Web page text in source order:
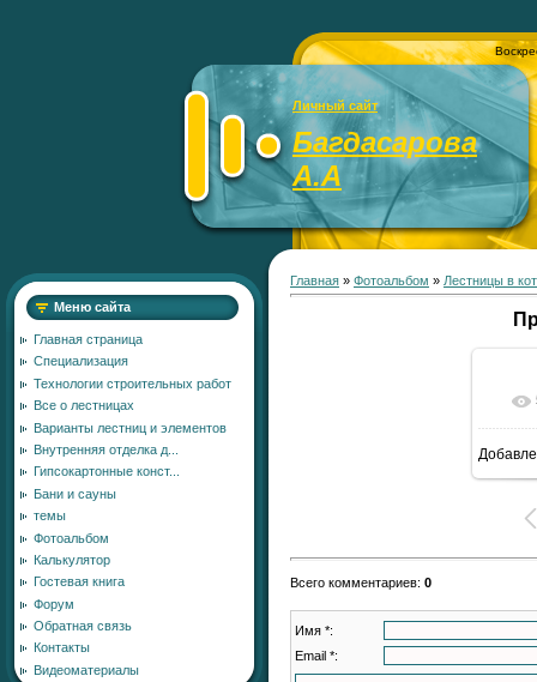
Личный сайт
Багдасарова
А.А
Меню сайта
Главная страница
Специализация
Технологии строительных работ
Все о лестницах
Варианты лестниц и элементов
Внутренняя отделка д...
Гипсокартонные конст...
Бани и сауны
темы
Фотоальбом
Калькулятор
Гостевая книга
Форум
Обратная связь
Контакты
Видеоматериалы
Главная » Фотоальбом » Лестницы в
Всего комментариев: 0
Имя *:
Email *: